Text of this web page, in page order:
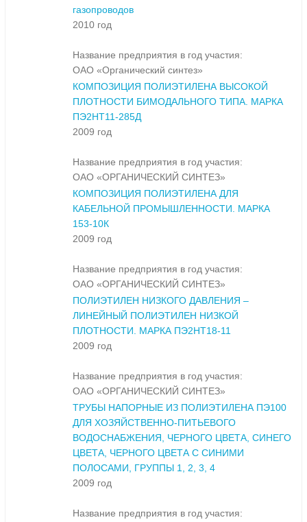
газопроводов
2010 год
Название предприятия в год участия:
ОАО «Органический синтез»
КОМПОЗИЦИЯ ПОЛИЭТИЛЕНА ВЫСОКОЙ
ПЛОТНОСТИ БИМОДАЛЬНОГО ТИПА. МАРКА
ПЭ2НТ11-285Д
2009 год
Название предприятия в год участия:
ОАО «ОРГАНИЧЕСКИЙ СИНТЕЗ»
КОМПОЗИЦИЯ ПОЛИЭТИЛЕНА ДЛЯ
КАБЕЛЬНОЙ ПРОМЫШЛЕННОСТИ. МАРКА
153-10К
2009 год
Название предприятия в год участия:
ОАО «ОРГАНИЧЕСКИЙ СИНТЕЗ»
ПОЛИЭТИЛЕН НИЗКОГО ДАВЛЕНИЯ –
ЛИНЕЙНЫЙ ПОЛИЭТИЛЕН НИЗКОЙ
ПЛОТНОСТИ. МАРКА ПЭ2НТ18-11
2009 год
Название предприятия в год участия:
ОАО «ОРГАНИЧЕСКИЙ СИНТЕЗ»
ТРУБЫ НАПОРНЫЕ ИЗ ПОЛИЭТИЛЕНА ПЭ100
ДЛЯ ХОЗЯЙСТВЕННО-ПИТЬЕВОГО
ВОДОСНАБЖЕНИЯ, ЧЕРНОГО ЦВЕТА, СИНЕГО
ЦВЕТА, ЧЕРНОГО ЦВЕТА С СИНИМИ
ПОЛОСАМИ, ГРУППЫ 1, 2, 3, 4
2009 год
Название предприятия в год участия: